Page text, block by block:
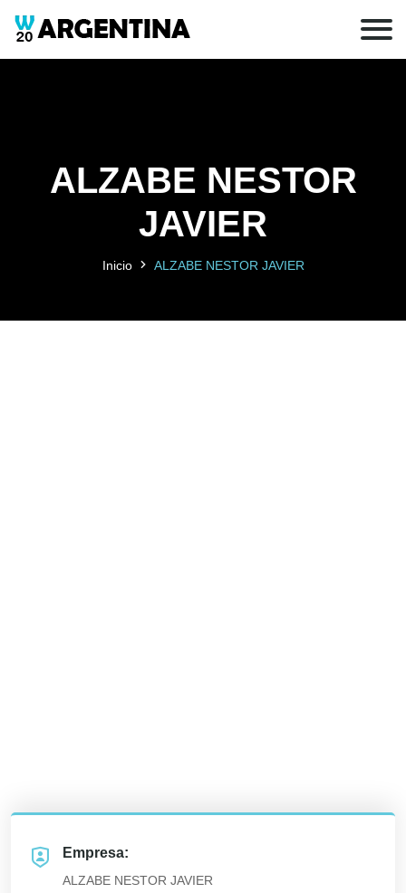
ALZABE NESTOR
JAVIER
Inicio ALZABE NESTOR JAVIER
Empresa:
ALZABE NESTOR JAVIER